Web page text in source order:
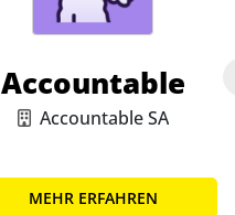
Accountable
Accountable SA
MEHR ERFAHREN